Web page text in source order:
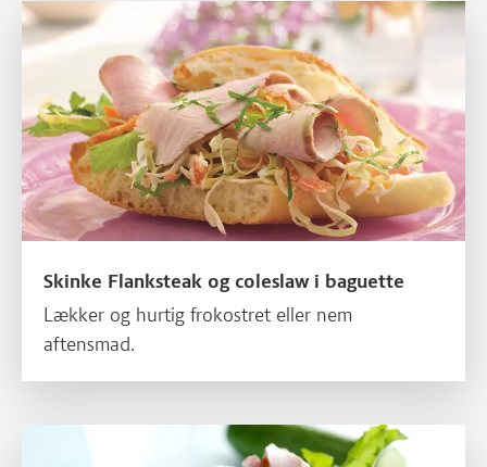
Skinke Flanksteak og coleslaw i baguette
Lækker og hurtig frokostret eller nem
aftensmad.
Skinke Flanksteak og coleslaw i baguette
Skinke Flanksteak med tzatziki og pitabrød